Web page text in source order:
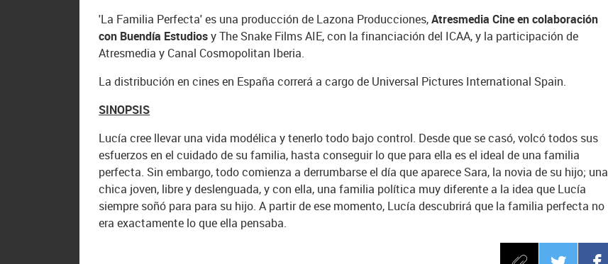
'La Familia Perfecta' es una producción de Lazona Producciones,Atresmedia Cine en colaboración
con Buendía Estudiosy The Snake Films AIE, con la financiación del ICAA, y la participación de
Atresmedia y Canal Cosmopolitan Iberia.
La distribución en cines en España correrá a cargo de Universal Pictures International Spain.
SINOPSIS
Lucía cree llevar una vida modélica y tenerlo todo bajo control. Desde que se casó, volcó todos sus
esfuerzos en el cuidado de su familia, hasta conseguir lo que para ella es el ideal de una familia
perfecta. Sin embargo, todo comienza a derrumbarse el día que aparece Sara, la novia de su hijo; una
chica joven, libre y deslenguada, y con ella, una familia política muy diferente a la idea que Lucía
siempre soñó para para su hijo. A partir de ese momento, Lucía descubrirá que la familia perfecta no
era exactamente lo que ella pensaba.